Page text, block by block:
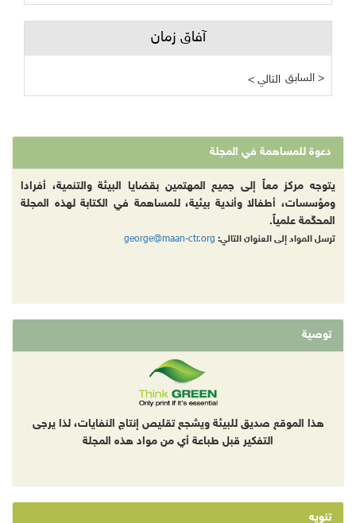
آفاق زمان
< التالي السابق >
دعوة للمساهمة في المجلة
يتوجه مركز معاً إلى جميع المهتمين بقضايا البيئة والتنمية، أفرادا
ومؤسسات، أطفالا وأندية بيئية، للمساهمة في الكتابة لهذه المجلة
المحكّمة علمياً.
ترسل المواد إلى العنوان التالي: george@maan-ctr.org
توصية
هذا الموقع صديق للبيئة ويشجع تقليص إنتاج النفايات، لذا يرجى
التفكير قبل طباعة أي من مواد هذه المجلة
تنويه